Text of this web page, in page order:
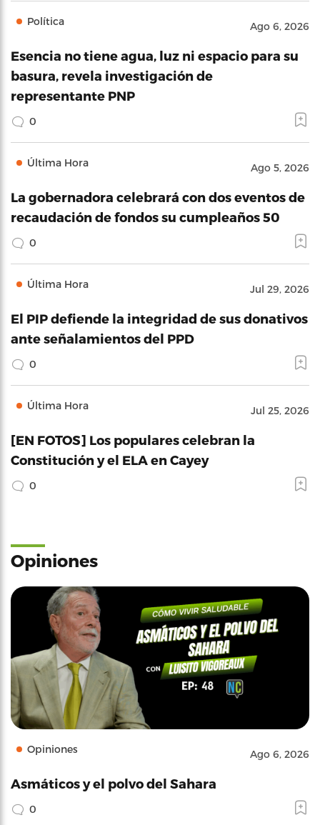
Política Ago 6, 2026
Esencia no tiene agua, luz ni espacio para su
basura, revela investigación de
representante PNP
0
Última Hora Ago 5, 2026
La gobernadora celebrará con dos eventos de
recaudación de fondos su cumpleaños 50
0
Última Hora Jul 29, 2026
El PIP defiende la integridad de sus donativos
ante señalamientos del PPD
0
Última Hora Jul 25, 2026
[EN FOTOS] Los populares celebran la
Constitución y el ELA en Cayey
0
Opiniones
Opiniones Ago 6, 2026
Asmáticos y el polvo del Sahara
0